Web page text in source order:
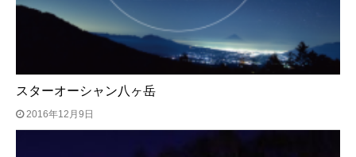
スターオーシャン八ヶ岳
2016年12月9日